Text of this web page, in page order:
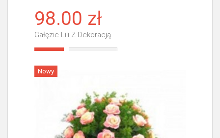
98.00 zł
Gałęzie Lili Z Dekoracją
Nowy